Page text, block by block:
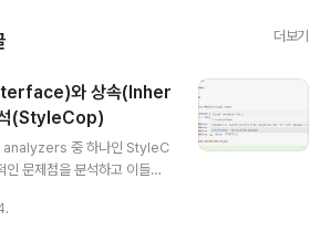
더보기
와 상속(Inher
(StyleCop)
중 하나인 StyleC
문제점을 분석하고 이들에
6 버전을 기준으로 Co